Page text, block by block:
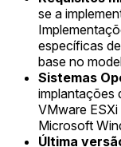
se a
específicas
base no
Sistemas
implantações
VMware
Microsoft
Última